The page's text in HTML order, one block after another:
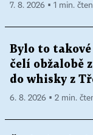
7. 8. 2026 ▪ 1 min.
Bylo to
čelí obžalobě
do whisky z
6. 8. 2026 ▪ 2 min.